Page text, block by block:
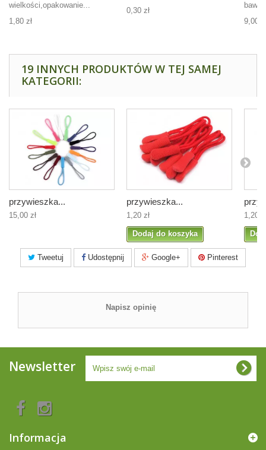
wielkości,opakowanie...
1,80 zł
0,30 zł
9,00
19 INNYCH PRODUKTÓW W TEJ SAMEJ
KATEGORII:
przywieszka...
15,00 zł
przywieszka...
1,20 zł
Dodaj do koszyka
1,20
Tweetuj Udostępnij Google+ Pinterest
Napisz opinię
Newsletter
Informacja